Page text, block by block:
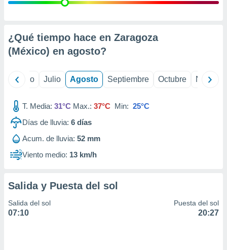
e
mediante
publicidad
de
1199
¿Qué tiempo hace en Zaragoza
(México) en agosto?
Junio Julio Agosto Septiembre Octubre
T. Media: 31°C Max.: 37°C Min: 25°C
Días de lluvia: 6 días
Acum. de lluvia: 52 mm
Viento medio: 13 km/h
Salida y Puesta del sol
Salida del sol
07:10
Puesta del sol
20:27